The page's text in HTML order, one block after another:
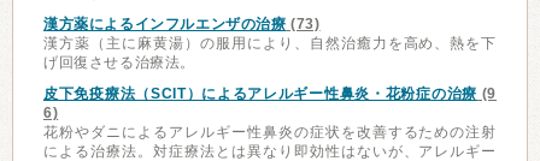
漢方薬によるインフルエンザの治療 (73)
漢方薬（主に麻黄湯）の服用により、自然治癒力を高め、熱を下
げ回復させる治療法。
皮下免疫療法（SCIT）によるアレルギー性鼻炎・花粉症の治療 (9
6)
花粉やダニによるアレルギー性鼻炎の症状を改善するための注射
による治療法。対症療法とは異なり即効性はないが、アレルギー